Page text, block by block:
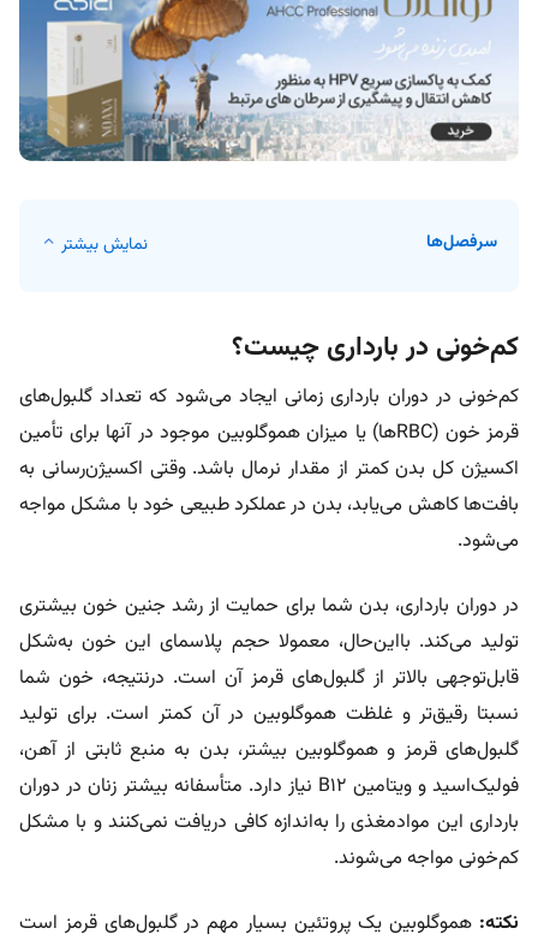
سرفصل‌ها نمایش بیشتر
کم‌خونی در بارداری چیست؟
کم‌خونی در دوران بارداری زمانی ایجاد می‌شود که تعداد گلبول‌های
قرمز خون (RBCها) یا میزان هموگلوبین موجود در آنها برای تأمین
اکسیژن کل بدن کمتر از مقدار نرمال باشد. وقتی اکسیژن‌رسانی به
بافت‌ها کاهش می‌یابد، بدن در عملکرد طبیعی خود با مشکل مواجه
می‌شود.
در دوران بارداری، بدن شما برای حمایت از رشد جنین خون بیشتری
تولید می‌کند. بااین‌حال، معمولا حجم پلاسمای این خون به‌شکل
قابل‌توجهی بالاتر از گلبول‌های قرمز آن است. درنتیجه، خون شما
نسبتا رقیق‌تر و غلظت هموگلوبین در آن کمتر است. برای تولید
گلبول‌های قرمز و هموگلوبین بیشتر، بدن به منبع ثابتی از آهن،
فولیک‌اسید و ویتامین B12 نیاز دارد. متأسفانه بیشتر زنان در دوران
بارداری این موادمغذی را به‌اندازه کافی دریافت نمی‌کنند و با مشکل
کم‌خونی مواجه می‌شوند.
نکته: هموگلوبین یک پروتئین بسیار مهم در گلبول‌های قرمز است